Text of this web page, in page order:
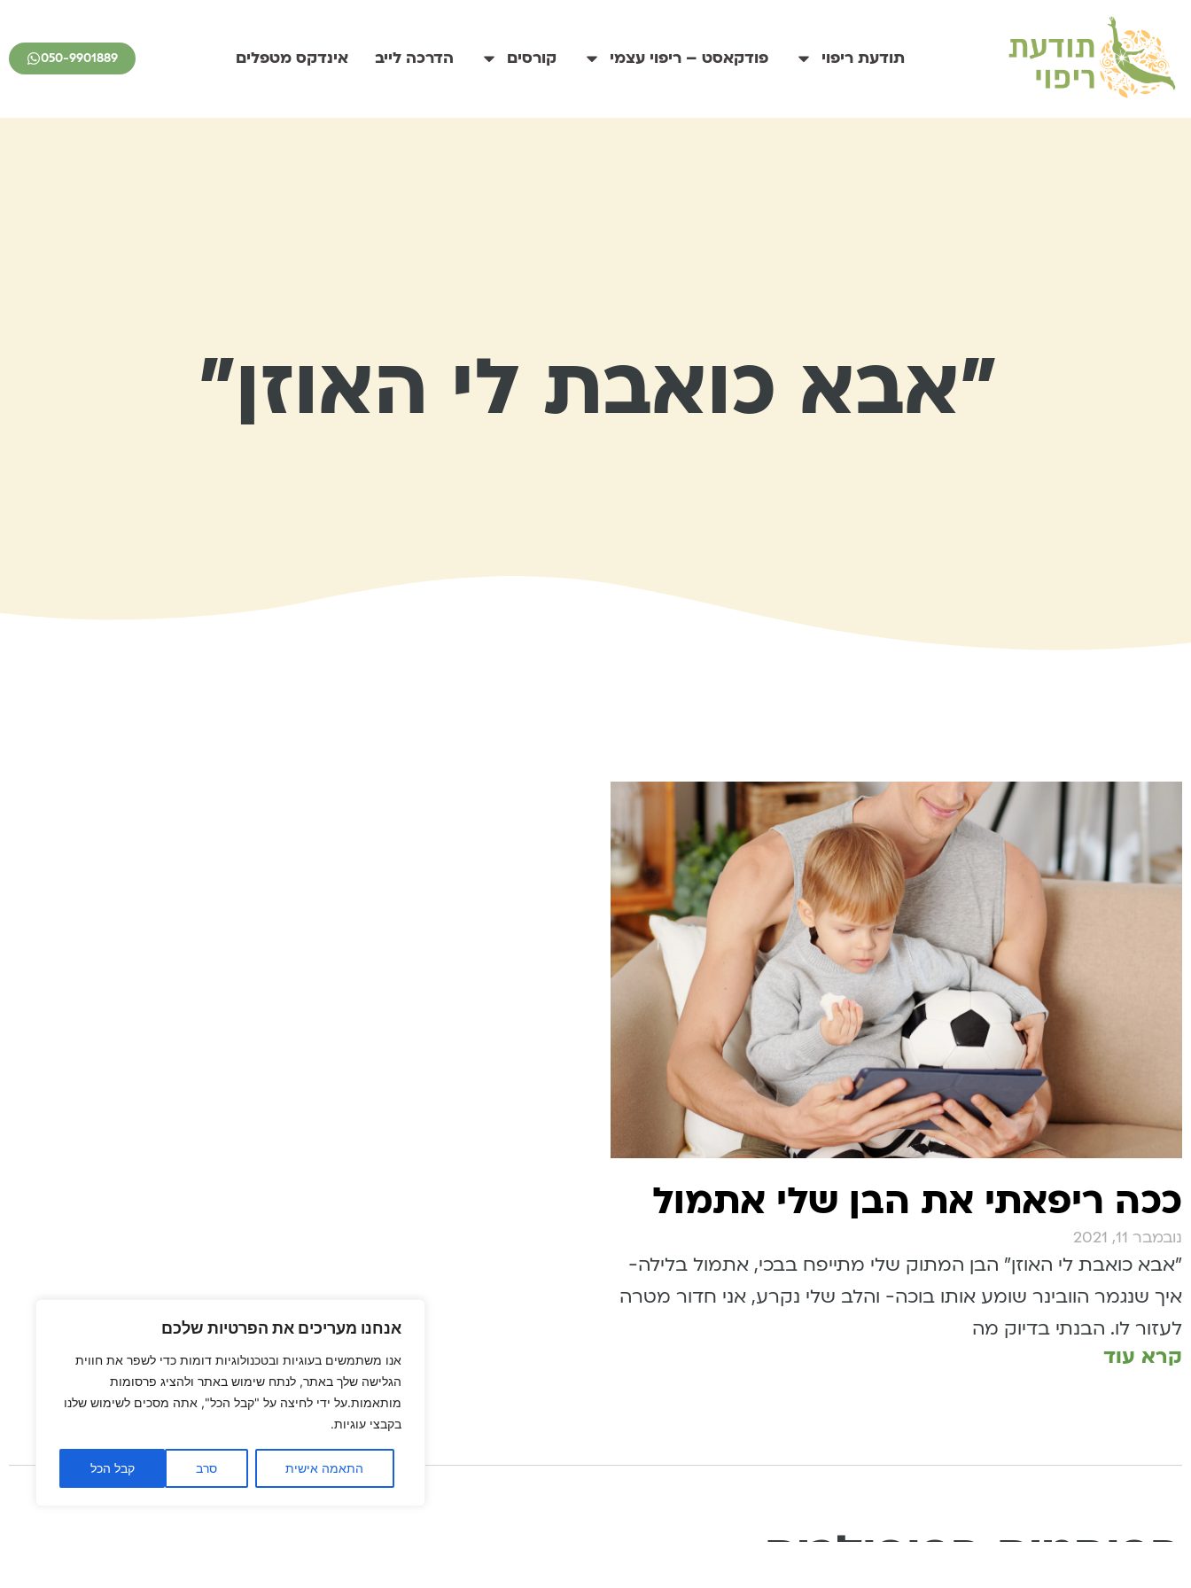
אנחנו מעריכים את הפרטיות שלכם
אנו משתמשים בעוגיות ובטכנולוגיות דומות כדי לשפר את חווית
הגלישה שלך באתר, לנתח שימוש באתר ולהציג פרסומות
מותאמות.על ידי לחיצה על "קבל הכל", אתה מסכים לשימוש שלנו
בקבצי עוגיות.
התאמה אישית סרב קבל הכל
תודעת ריפוי פודקאסט – ריפוי עצמי קורסים הדרכה לייב אינדקס מטפלים 050-9901889
״אבא כואבת לי האוזן״
ככה ריפאתי את הבן שלי אתמול
נובמבר 11, 2021
"אבא כואבת לי האוזן״ הבן המתוק שלי מתייפח בבכי, אתמול בלילה-
איך שנגמר הוובינר שומע אותו בוכה- והלב שלי נקרע, אני חדור מטרה
לעזור לו. הבנתי בדיוק מה
קרא עוד
הפוסטים הפופולרים